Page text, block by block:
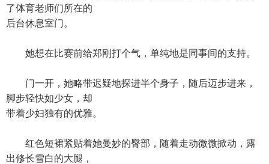
了体育老师们所在的
后台休息室门。
她想在比赛前给郑刚打个气，单纯地是同事间的支持。
门一开，她略带迟疑地探进半个身子，随后迈步进来，
脚步轻快如少女，却
带着少妇独有的优雅。
红色短裙紧贴着她曼妙的臀部，随着走动微微掀动，露
出修长雪白的大腿，